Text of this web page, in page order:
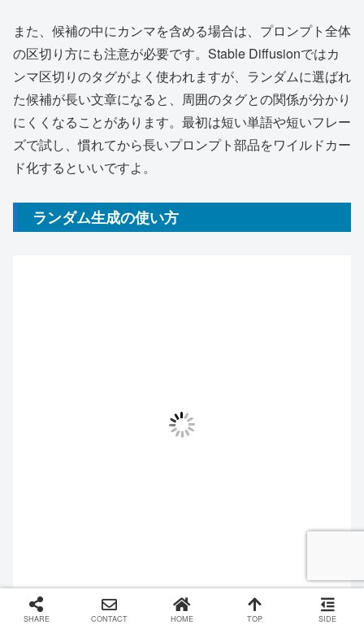
また、候補の中にカンマを含める場合は、プロンプト全体
の区切り方にも注意が必要です。Stable Diffusionではカ
ンマ区切りのタグがよく使われますが、ランダムに選ばれ
た候補が長い文章になると、周囲のタグとの関係が分かり
にくくなることがあります。最初は短い単語や短いフレー
ズで試し、慣れてから長いプロンプト部品をワイルドカー
ド化するといいですよ。
ランダム生成の使い方
SHARE CONTACT HOME TOP SIDE